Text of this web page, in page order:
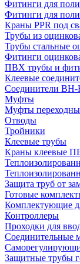
Фитинги для
Фитинги для
Краны PPR под
Трубы из
Трубы стальные
Фитинги
ПВХ трубы и
Клеевые
Соединители
Муфты
Муфты
Отводы
Тройники
Клеевые трубы
Краны клеевые
Защита труб от
Готовые
Комплектующие
Контроллеры
Проходки для
Соединительные
Защитные трубы